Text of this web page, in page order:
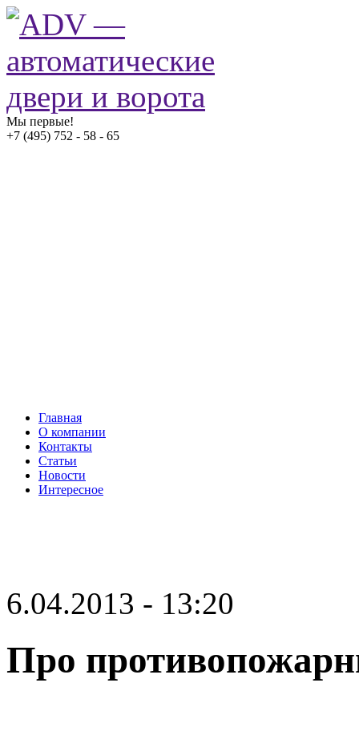
Мы первые!
+7 (495) 752 - 58 - 65
Главная
О компании
Контакты
Статьи
Новости
Интересное
6.04.2013 - 13:20
Про